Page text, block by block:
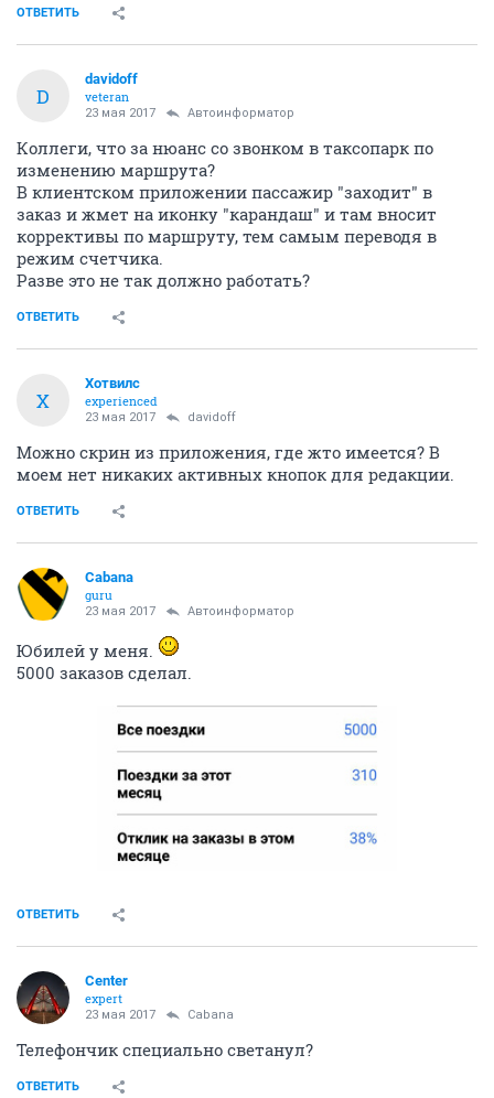
ОТВЕТИТЬ
D
davidoff
veteran
23 мая 2017 Автоинформатор
Коллеги, что за нюанс со звонком в таксопарк по
изменению маршрута?
В клиентском приложении пассажир "заходит" в
заказ и жмет на иконку "карандаш" и там вносит
коррективы по маршруту, тем самым переводя в
режим счетчика.
Разве это не так должно работать?
ОТВЕТИТЬ
Х
Хотвилс
experienced
23 мая 2017 davidoff
Можно скрин из приложения, где жто имеется? В
моем нет никаких активных кнопок для редакции.
ОТВЕТИТЬ
Cabana
guru
23 мая 2017 Автоинформатор
Юбилей у меня.
5000 заказов сделал.
ОТВЕТИТЬ
Center
expert
23 мая 2017 Cabana
Телефончик специально светанул?
ОТВЕТИТЬ